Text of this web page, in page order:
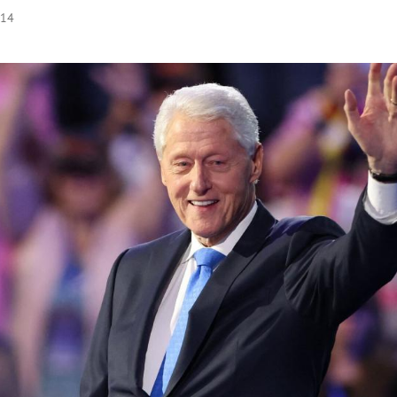
öffnen/schließen